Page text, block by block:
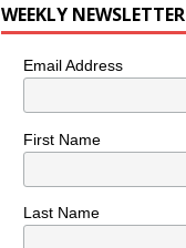
WEEKLY NEWSLETTER
Email Address
First Name
Last Name